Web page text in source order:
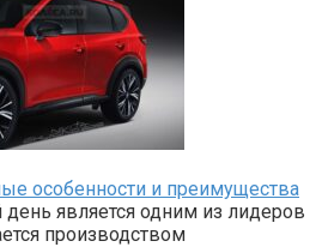
особенности и преимущества
является одним из лидеров
производством